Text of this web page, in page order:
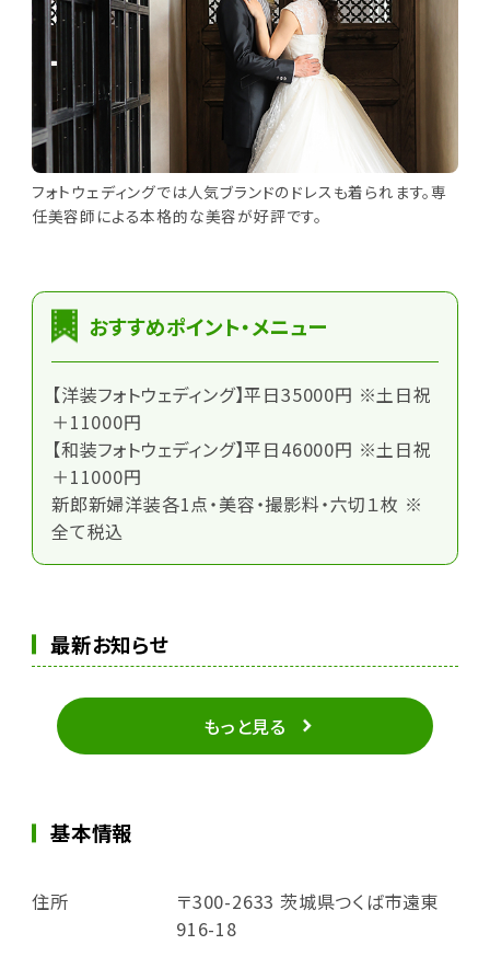
フォトウェディングでは人気ブランドのドレスも着られます。専
任美容師による本格的な美容が好評です。
おすすめポイント・メニュー
【洋装フォトウェディング】平日35000円 ※土日祝
＋11000円
【和装フォトウェディング】平日46000円 ※土日祝
＋11000円
新郎新婦洋装各1点・美容・撮影料・六切１枚 ※
全て税込
最新お知らせ
もっと見る
基本情報
住所
〒300-2633 茨城県つくば市遠東
916-18